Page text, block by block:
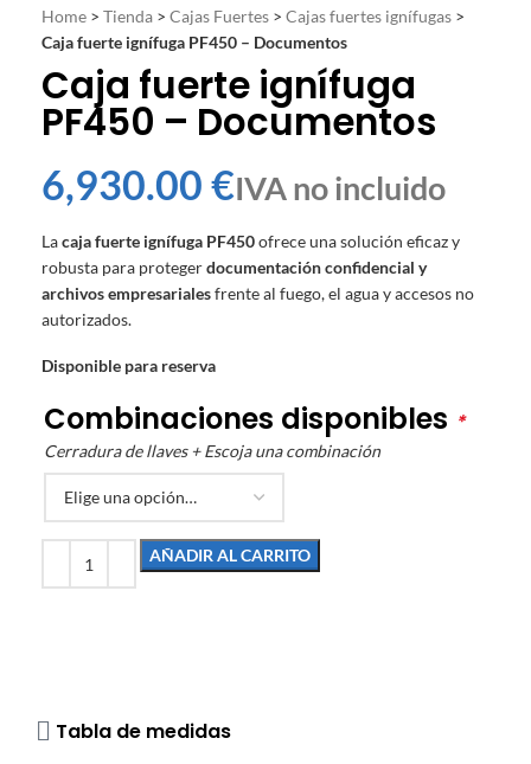
Home > Tienda > Cajas Fuertes > Cajas fuertes ignífugas >
Caja fuerte ignífuga PF450 – Documentos
Caja fuerte ignífuga
PF450 – Documentos
€
Lacaja fuerte ignífuga PF450ofrece una solución eficaz y
robusta para protegerdocumentación confidencial y
archivos empresarialesfrente al fuego, el agua y accesos no
autorizados.
Disponible para reserva
Combinaciones disponibles *
Cerradura de llaves + Escoja una combinación
AÑADIR AL CARRITO
Tabla de medidas